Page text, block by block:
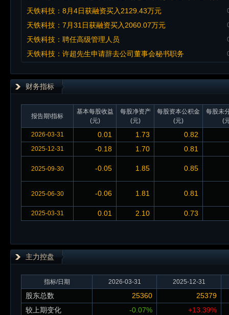
有其21.74%的股权
天铁科技：8月4日获融资买入2129.43万元
天铁科技：7月31日获融资买入2060.07万元
天铁科技：聘任高级管理人员
天铁科技：许超先生申请辞去公司董事会秘书职务
财务指标
报告期\指标
基本每股收益
(元)
每股净资产
(元)
每股资本公积金
(元)
每股未
(
2026-03-31
0.01 1.73 0.82
2025-12-31 -0.18 1.70 0.81
2025-09-30 -0.05 1.85 0.85
2025-06-30 -0.06 1.81 0.81
2025-03-31 0.01 2.10 0.73
主力控盘
指标/日期 2026-03-31 2025-12-31
股东总数 25360
25379
较上期变化
-0.07% +13.39%